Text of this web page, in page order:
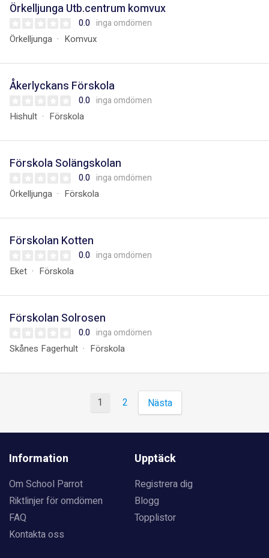
Örkelljunga Utb.centrum komvux
0.0 inga omdömen
Örkelljunga Komvux
Åkerlyckans Förskola
0.0 inga omdömen
Hishult Förskola
Förskola Solängskolan
0.0 inga omdömen
Örkelljunga Förskola
Förskolan Kotten
0.0 inga omdömen
Eket Förskola
Förskolan Solrosen
0.0 inga omdömen
Skånes Fagerhult Förskola
1 2 Nästa
Information
Om School Parrot
Riktlinjer för omdömen
FAQ
Kontakta oss
Upptäck
Registrera dig
Blogg
Topplistor